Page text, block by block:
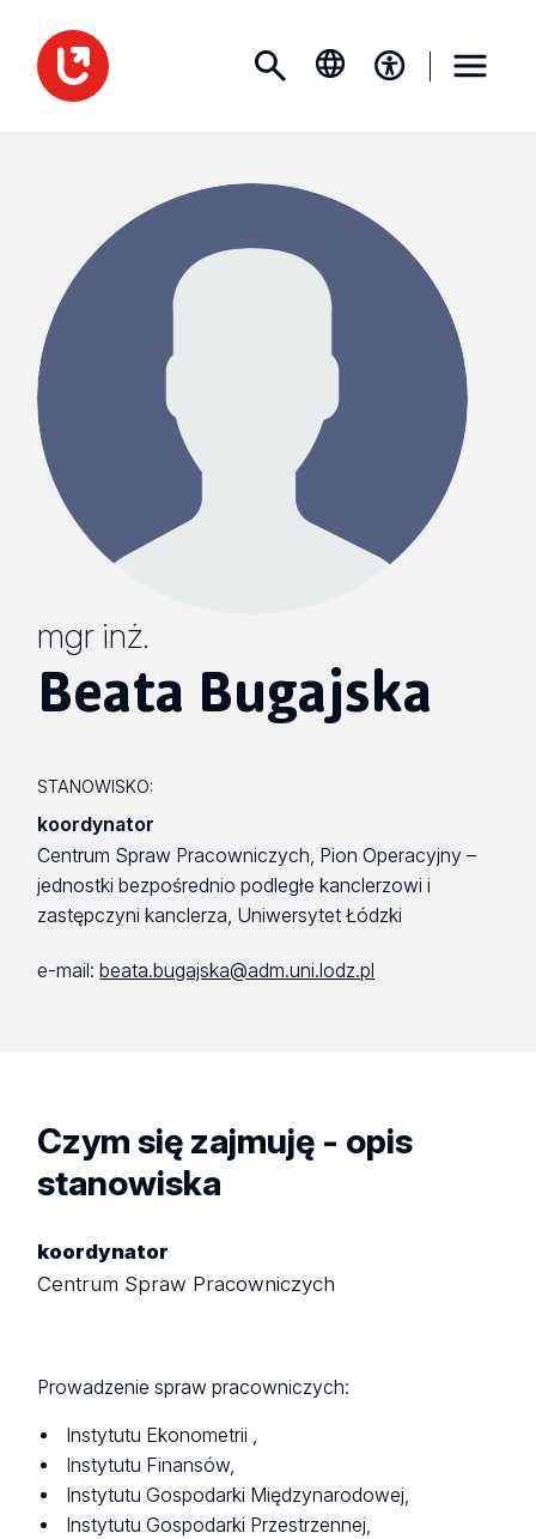
mgr inż.
Beata Bugajska
STANOWISKO:
koordynator
Centrum Spraw Pracowniczych, Pion Operacyjny –
jednostki bezpośrednio podległe kanclerzowi i
zastępczyni kanclerza, Uniwersytet Łódzki
e-mail: beata.bugajska@adm.uni.lodz.pl
Czym się zajmuję - opis
stanowiska
koordynator
Centrum Spraw Pracowniczych
Prowadzenie spraw pracowniczych:
Instytutu Ekonometrii ,
Instytutu Finansów,
Instytutu Gospodarki Międzynarodowej,
Instytutu Gospodarki Przestrzennej,